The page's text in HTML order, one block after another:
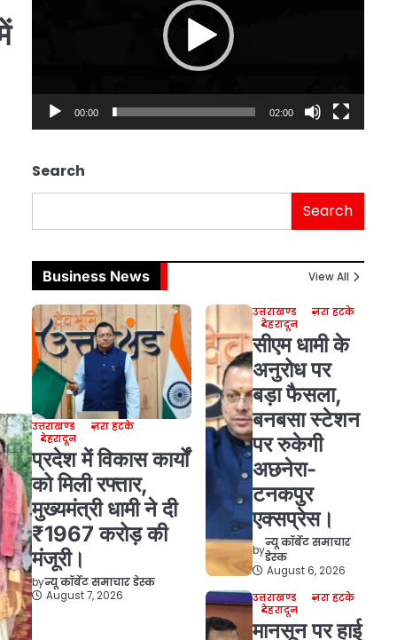
00:00 02:00
Search
Search
Business News View All
उत्तराखण्ड
ज़रा हटके
देहरादून
प्रदेश में विकास कार्यों
को मिली रफ्तार,
मुख्यमंत्री धामी ने दी
₹1967 करोड़ की
मंजूरी।
byन्यू कॉर्बेट समाचार डेस्क
August 7, 2026
उत्तराखण्ड
ज़रा हटके
देहरादून
सीएम धामी के
अनुरोध पर
बड़ा फैसला,
बनबसा स्टेशन
पर रुकेगी
अछनेरा-
टनकपुर
एक्सप्रेस।
by
न्यू कॉर्बेट समाचार
डेस्क
August 6, 2026
उत्तराखण्ड
ज़रा हटके
देहरादून
मानसून पर हाई